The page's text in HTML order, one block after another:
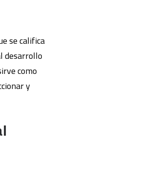
se califica
desarrollo
como
y